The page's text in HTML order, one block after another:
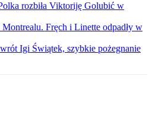
rozbiła Viktoriję Golubić w
Fręch i Linette odpadły w
Igi Świątek, szybkie pożegnanie